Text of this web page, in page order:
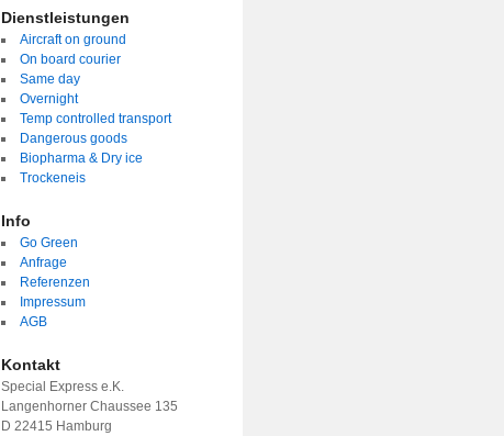
Dienstleistungen
Aircraft on ground
On board courier
Same day
Overnight
Temp controlled transport
Dangerous goods
Biopharma & Dry ice
Trockeneis
Info
Go Green
Anfrage
Referenzen
Impressum
AGB
Kontakt
Special Express e.K.
Langenhorner Chaussee 135
D 22415 Hamburg